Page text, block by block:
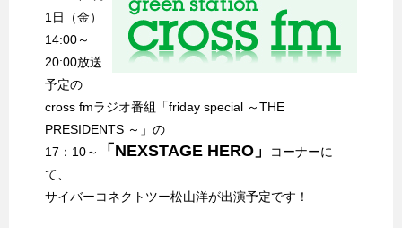
1日（金）
14:00～
20:00放送
予定の
cross fmラジオ番組「friday special ～THE
PRESIDENTS ～」の
17：10～
「NEXSTAGE HERO」
コーナーに
て、
サイバーコネクトツー松山洋が出演予定です！